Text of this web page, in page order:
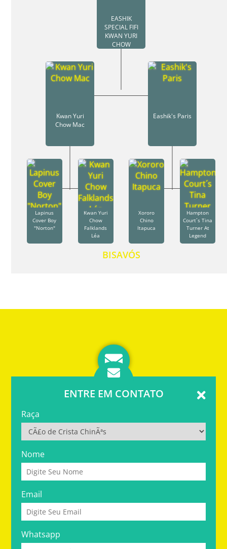
EASHIK
SPECIAL FIFI
KWAN YURI
CHOW
Kwan Yuri
Chow Mac
Eashik's Paris
Lapinus
Cover Boy
"Norton"
Kwan Yuri
Chow
Falklands
Léa
Xororo
Chino
Itapuca
Hampton
Court´s Tina
Turner At
Legend
BISAVÓS
ENTRE EM CONTATO
Raça
Nome
Email
Whatsapp